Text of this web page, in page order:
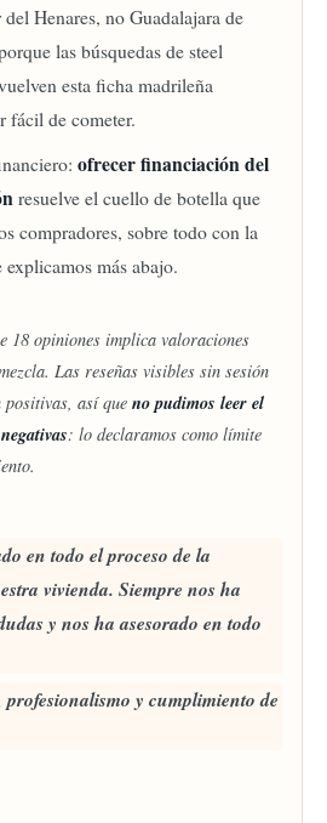
Henares, no Guadalajara de
las búsquedas de steel
esta ficha madrileña
fácil de cometer.
ofrecer financiación del
resuelve el cuello de botella que
compradores, sobre todo con la
más abajo.
18 opiniones implica valoraciones
Las reseñas visibles sin sesión
así que no pudimos leer el
: lo declaramos como límite
en todo el proceso de la
vivienda. Siempre nos ha
y nos ha asesorado en todo
y cumplimiento de